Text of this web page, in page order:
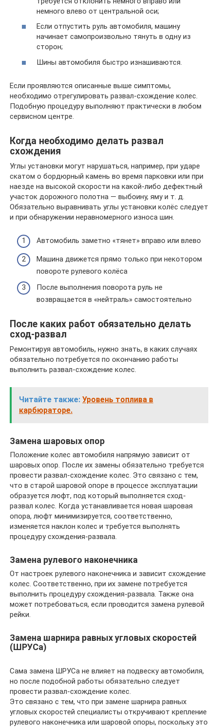
немного влево от центральной оси;
Если отпустить руль автомобиля, машину
начинает самопроизвольно тянуть в одну из
сторон;
Шины автомобиля быстро изнашиваются.
Если проявляются описанные выше симптомы,
необходимо отрегулировать развал-схождение колес.
Подобную процедуру выполняют практически в любом
сервисном центре.
Когда необходимо делать развал
схождения
Углы установки могут нарушаться, например, при ударе
скатом о бордюрный камень во время парковки или при
наезде на высокой скорости на какой-либо дефектный
участок дорожного полотна — выбоину, яму и т. д.
Обязательно выравнивать углы установки колёс следует
и при обнаружении неравномерного износа шин.
Автомобиль заметно «тянет» вправо или влево
Машина движется прямо только при некотором
повороте рулевого колёса
После выполнения поворота руль не
возвращается в «нейтраль» самостоятельно
После каких работ обязательно делать
сход-развал
Ремонтируя автомобиль, нужно знать, в каких случаях
обязательно потребуется по окончанию работы
выполнить развал-схождение колес.
Читайте также: Уровень топлива в
карбюраторе.
Замена шаровых опор
Положение колес автомобиля напрямую зависит от
шаровых опор. После их замены обязательно требуется
провести развал-схождение колес. Это связано с тем,
что в старой шаровой опоре в процессе эксплуатации
образуется люфт, под который выполняется сход-
развал колес. Когда устанавливается новая шаровая
опора, люфт минимизируется, соответственно,
изменяется наклон колес и требуется выполнять
процедуру схождения-развала.
Замена рулевого наконечника
От настроек рулевого наконечника и зависит схождение
колес. Соответственно, при их замене потребуется
выполнить процедуру схождения-развала. Также она
может потребоваться, если проводится замена рулевой
рейки.
Замена шарнира равных угловых скоростей
(ШРУСа)
Сама замена ШРУСа не влияет на подвеску автомобиля,
но после подобной работы обязательно следует
провести развал-схождение колес.
Это связано с тем, что при замене шарнира равных
угловых скоростей специалисты откручивают крепление
рулевого наконечника или шаровой опоры, поскольку это